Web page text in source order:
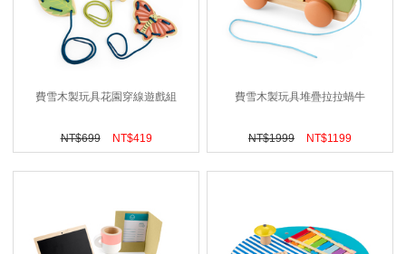
費雪木製玩具花園穿線遊戲組
NT$699 NT$419
費雪木製玩具堆疊拉拉蝸牛
NT$1999 NT$1199